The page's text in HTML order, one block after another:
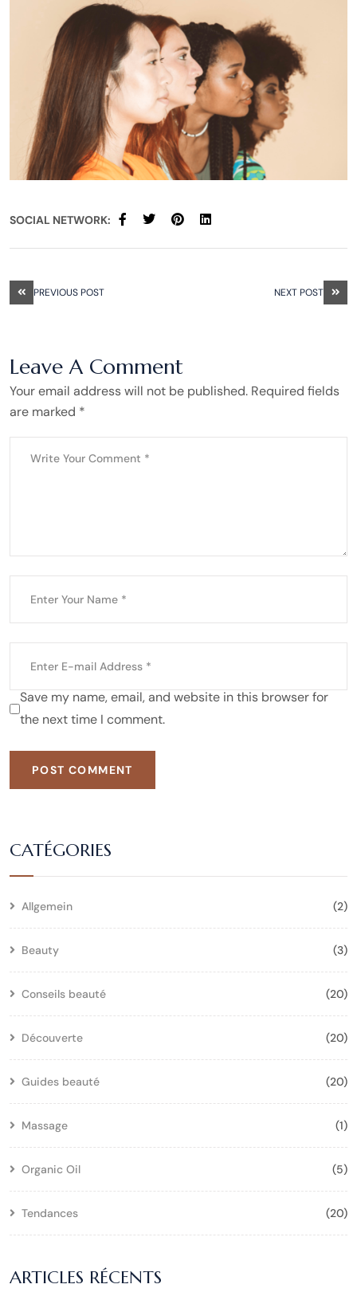
SOCIAL NETWORK:
PREVIOUS POST NEXT POST
Leave A Comment
Your email address will not be published. Required fields
are marked *
Save my name, email, and website in this browser for
the next time I comment.
POST COMMENT
CATÉGORIES
Allgemein (2)
Beauty (3)
Conseils beauté (20)
Découverte (20)
Guides beauté (20)
Massage (1)
Organic Oil (5)
Tendances (20)
ARTICLES RÉCENTS